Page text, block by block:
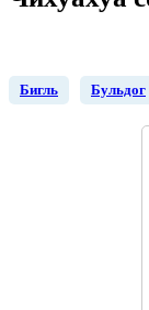
Бигль Бульдог